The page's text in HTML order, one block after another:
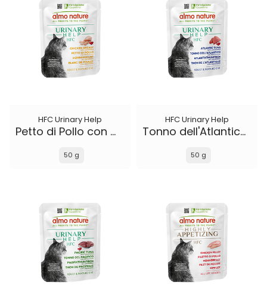
HFC Urinary Help
Petto di Pollo con Mirtilli Rossi
50 g
HFC Urinary Help
Tonno dell'Atlantico con Mirtilli Rossi
50 g